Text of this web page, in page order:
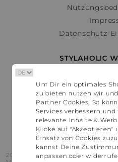
Datenschutz-
STYLAHOLIC
2016 - 2026 © Stylaholic.
Um Dir ein optimales
zu bieten nutzen wir
Partner Cookies. So
Services verbessern
relevante Inhalte &
Klicke auf "Akzeptieren"
Einsatz von Cookies
kannst Deine
anpassen oder